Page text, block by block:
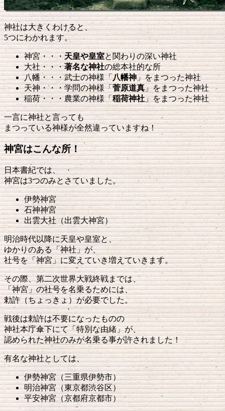
神社は大きくわけると、
5つにわかれます。
神宮・・・天皇や皇室と関わりの深い神社
大社・・・著名な神社の総本社的な所
八幡・・・武士の神様「八幡神」をまつった神社
天神・・・学問の神様「菅原道真」をまつった神社
稲荷・・・農業の神様「稲荷神社」をまつった神社
一言に神社と言っても
まつっている神様が全然違っていますね！
神宮はこんな所！
日本書紀では、
神宮は3つのみとさていました。
伊勢神宮
石神神宮
出雲大社（出雲大神宮）
明治時代以降に天皇や皇室と、
ゆかりのある「神社」が、
社号を「神宮」に変えていき増えていきます。
その際、第二次世界大戦終戦までは、
「神宮」の社号を名乗るためには、
勅許（ちょっきょ）が必要でした。
戦後は勅許は不要になったものの
神社本庁傘下にて「特別な由緒」が、
認められた神社のみが名乗る事が許されました！
有名な神社としては、
伊勢神宮（三重県伊勢市）
明治神宮（東京都渋谷区）
平安神宮（京都府京都市）